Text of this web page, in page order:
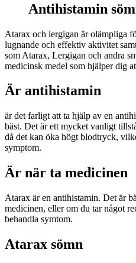
Antihistamin
Atarax och lergigan är olämpliga
lugnande och effektiv aktivitet
som Atarax, Lergigan och andra
medicinsk medel som hjälper dig
Är antihistamin
är det farligt att ta hjälp av en
bäst. Det är ett mycket vanligt
då det kan öka högt blodtryck,
symptom.
Är när ta medicinen
Atarax är en antihistamin. Det är
medicinen, eller om du tar något
behandla symtom.
Atarax sömn